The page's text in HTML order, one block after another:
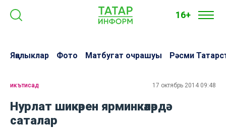
16+
Яңалыклар Фото Матбугат очрашуы Рәсми
икътисад 17 октябрь 2014 09:48
Нурлат шикәрен ярминкәләрдә
саталар